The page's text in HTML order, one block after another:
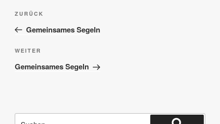
Beitragsnavigation
Vorheriger
Beitrag
ZURÜCK
Gemeinsames Segeln
Nächster
Beitrag
WEITER
Gemeinsames Segeln